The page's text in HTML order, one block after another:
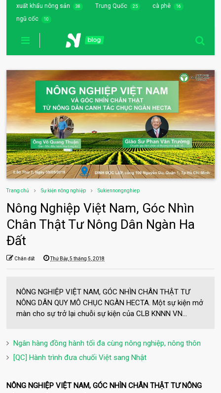
xuất khẩu nông sản 38 Trung Quốc 25 cà phê 16
ngũ cốc 10
Trang chủ Sự kiện nông nghiệp Sukiennongnghiep
Nông Nghiệp Việt Nam, Góc Nhìn
Chân Thật Tư Nông Dân Ngàn Ha
Đất
Chân đất Thứ Bảy, 5 tháng 5, 2018
NÔNG NGHIỆP VIỆT NAM, GÓC NHÌN CHÂN THẬT TƯ
NÔNG DÂN QUY MÔ CHỤC NGÀN HECTA. Một sự kiện mở
màn cho sự trở lại chuỗi sự kiện của CLB KNNN VN...
Ngân hàng đồng hành tối đa cùng nông nghiệp, nông thôn
[QC] Hành trình đưa chuối Việt sang Nhật
NÔNG NGHIỆP VIỆT NAM, GÓC NHÌN CHÂN THẬT TƯ NÔNG